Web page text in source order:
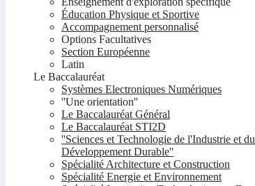
Éducation Physique et Sportive
Accompagnement personnalisé
Options Facultatives
Section Européenne
Latin
Le Baccalauréat
Systèmes Electroniques Numériques
''Une orientation''
Le Baccalauréat Général
Le Baccalauréat STI2D
''Sciences et Technologie de l'Industrie et du
Développement Durable''
Spécialité Architecture et Construction
Spécialité Energie et Environnement